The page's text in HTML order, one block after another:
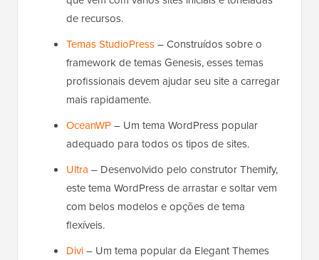
de recursos.
Temas StudioPress– Construídos sobre o
framework de temas Genesis, esses temas
profissionais devem ajudar seu site a carregar
mais rapidamente.
OceanWP– Um tema WordPress popular
adequado para todos os tipos de sites.
Ultra – Desenvolvido pelo construtor Themify,
este tema WordPress de arrastar e soltar vem
com belos modelos e opções de tema
flexíveis.
Divi– Um tema popular da Elegant Themes